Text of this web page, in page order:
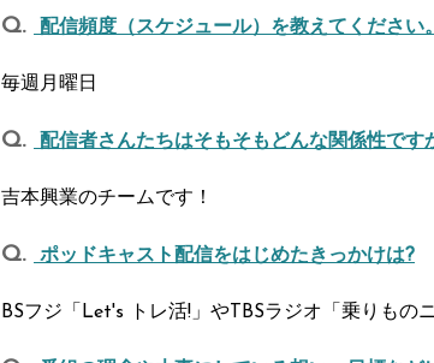
配信頻度（スケジュール）を教えてください
毎週月曜日
配信者さんたちはそもそもどんな関係性です
吉本興業のチームです！
ポッドキャスト配信をはじめたきっかけは?
BSフジ「Let's トレ活!」やTBSラジオ「乗りもの